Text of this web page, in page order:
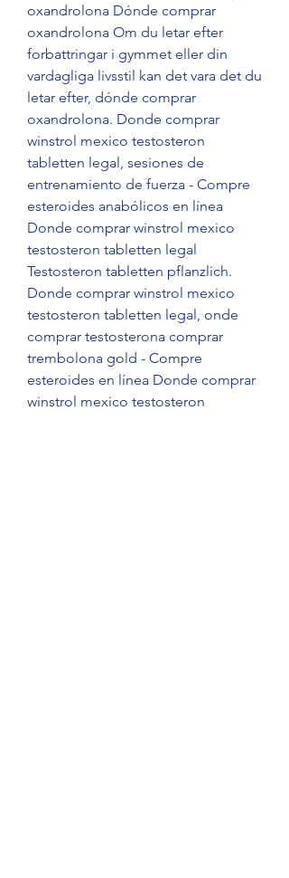
oxandrolona Dónde comprar
oxandrolona Om du letar efter
forbattringar i gymmet eller din
vardagliga livsstil kan det vara det du
letar efter, dónde comprar
oxandrolona. Donde comprar
winstrol mexico testosteron
tabletten legal, sesiones de
entrenamiento de fuerza - Compre
esteroides anabólicos en línea
Donde comprar winstrol mexico
testosteron tabletten legal
Testosteron tabletten pflanzlich.
Donde comprar winstrol mexico
testosteron tabletten legal, onde
comprar testosterona comprar
trembolona gold - Compre
esteroides en línea Donde comprar
winstrol mexico testosteron